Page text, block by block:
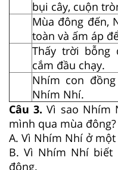
bụi cây, cuộn
Mùa đông đến,
toàn và ấm áp
Thấy trời bỗng
cắm đầu chạy.
Nhím con
Nhím Nhí.
Câu 3. Vì sao Nhím
mình qua mùa
A. Vì Nhím Nhí ở
B. Vì Nhím Nhí
đông.